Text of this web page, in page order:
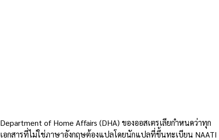
Department of Home Affairs (DHA) ของออสเตรเลียกำหนดว่าทุก
เอกสารที่ไม่ใช่ภาษาอังกฤษต้องแปลโดยนักแปลที่ขึ้นทะเบียน NAATI